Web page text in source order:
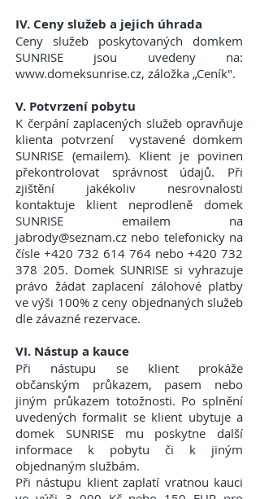
IV. Ceny služeb a jejich úhrada
Ceny služeb poskytovaných domkem
SUNRISE jsou uvedeny na:
www.domeksunrise.cz, záložka „Ceník".
V. Potvrzení pobytu
K čerpání zaplacených služeb opravňuje
klienta potvrzení vystavené domkem
SUNRISE (emailem). Klient je povinen
překontrolovat správnost údajů. Při
zjištění jakékoliv nesrovnalosti
kontaktuje klient neprodleně domek
SUNRISE emailem na
jabrody@seznam.cz nebo telefonicky na
čísle +420 732 614 764 nebo +420 732
378 205. Domek SUNRISE si vyhrazuje
právo žádat zaplacení zálohové platby
ve výši 100% z ceny objednaných služeb
dle závazné rezervace.
VI. Nástup a kauce
Při nástupu se klient prokáže
občanským průkazem, pasem nebo
jiným průkazem totožnosti. Po splnění
uvedených formalit se klient ubytuje a
domek SUNRISE mu poskytne další
informace k pobytu či k jiným
objednaným službám.
Při nástupu klient zaplatí vratnou kauci